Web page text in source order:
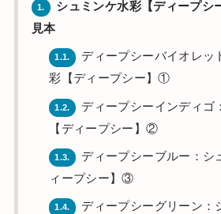
1.
シュミンケ水彩【ディープシ
見本
1.1.
ディープシーバイオレッ
彩【ディープシー】①
1.2.
ディープシーインディゴ
【ディープシー】②
1.3.
ディープシーブルー：シ
ィープシー】③
1.4.
ディープシーグリーン：